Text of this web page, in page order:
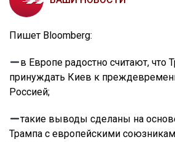
Пишет Bloomberg:
в Европе радостно считают, что
принуждать Киев к
Россией;
такие выводы сделаны на
Трампа с европейскими